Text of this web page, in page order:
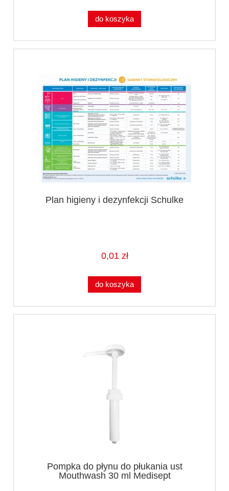
do koszyka
Plan higieny i dezynfekcji Schulke
0,01 zł
do koszyka
Pompka do płynu do płukania ust
Mouthwash 30 ml Medisept